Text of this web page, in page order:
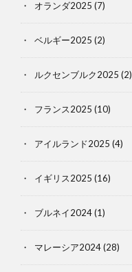
オランダ2025 (7)
ベルギー2025 (2)
ルクセンブルク2025 (2)
フランス2025 (10)
アイルランド2025 (4)
イギリス2025 (16)
ブルネイ2024(1)
マレーシア2024(28)